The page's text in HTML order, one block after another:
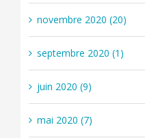
novembre 2020 (20)
septembre 2020 (1)
juin 2020 (9)
mai 2020 (7)